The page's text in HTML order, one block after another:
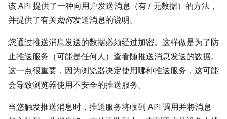
该 API 提供了一种向用户发送消息（有 / 无数据）的方法，
并提供了有关如何发送消息的说明。
您通过推送消息发送的数据必须经过加密。这样做是为了防
止推送服务（可能是任何人）查看随推送消息发送的数据。
这一点很重要，因为浏览器决定使用哪种推送服务，这可能
会导致浏览器使用不安全的推送服务。
当您触发推送消息时，推送服务将收到 API 调用并将消息